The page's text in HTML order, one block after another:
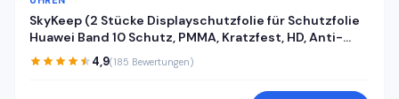
SkyKeep (2 Stücke Displayschutzfolie für Schutzfolie
Huawei Band 10 Schutz, PMMA, Kratzfest, HD, Anti-
Bläschen, Ultra-klar, für Displayschutz Huawei Band
8/9/10 Folie Screen Protector
4,9(185 Bewertungen)